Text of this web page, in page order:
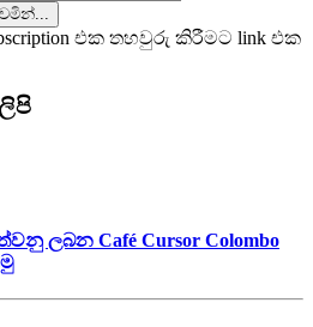
එක තහවුරු කිරීමට link එක
ලබන Café Cursor Colombo